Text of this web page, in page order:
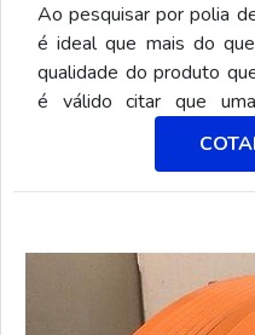
Ao pesquisar por polia
é ideal que mais do
qualidade do produto
é válido citar que uma
segmento, como a
GGG70, material que
desgaste e sem
ACESSÓRIO É
FUNÇÕES No m